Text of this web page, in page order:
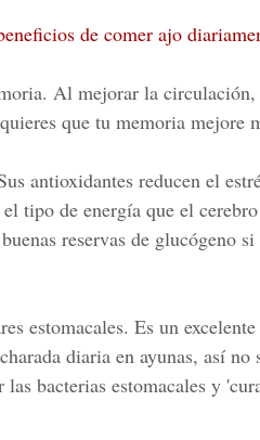
de comer ajo
Al mejorar la circulación,
que tu memoria mejore
antioxidantes reducen el
tipo de energía que el
reservas de glucógeno
estomacales. Es un
diaria en ayunas, así
bacterias estomacales y